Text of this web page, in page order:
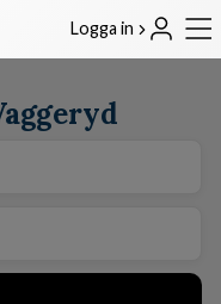
Logga in